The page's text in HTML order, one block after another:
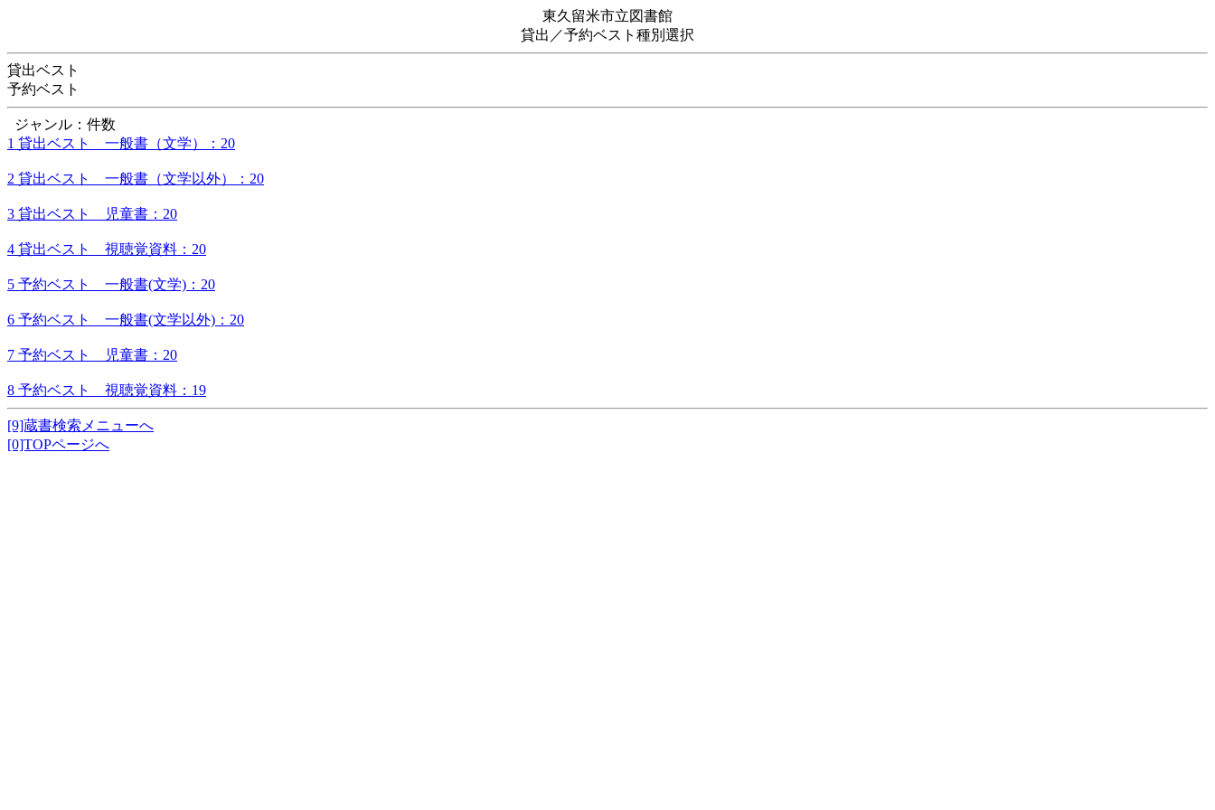
東久留米市立図書館
貸出／予約ベスト種別選択
貸出ベスト
予約ベスト
ジャンル：件数
1 貸出ベスト 一般書（文学）：20
2 貸出ベスト 一般書（文学以外）：20
3 貸出ベスト 児童書：20
4 貸出ベスト 視聴覚資料：20
5 予約ベスト 一般書(文学)：20
6 予約ベスト 一般書(文学以外)：20
7 予約ベスト 児童書：20
8 予約ベスト 視聴覚資料：19
[9]蔵書検索メニューへ
[0]TOPページへ